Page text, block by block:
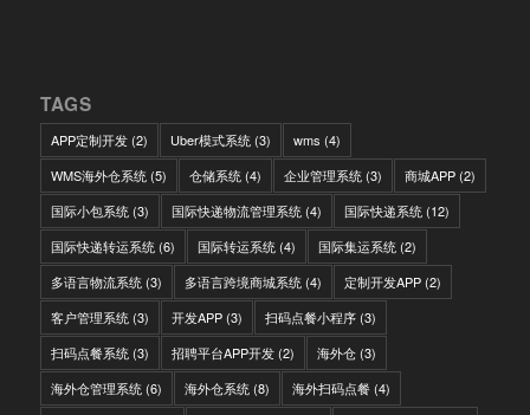
TAGS
APP定制开发(2) Uber模式系统(3) wms (4)
WMS海外仓系统(5) 仓储系统(4) 企业管理系统(3) 商城APP(2)
国际小包系统(3) 国际快递物流管理系统(4) 国际快递系统(12)
国际快递转运系统(6) 国际转运系统(4) 国际集运系统(2)
多语言物流系统(3) 多语言跨境商城系统(4) 定制开发APP(2)
客户管理系统(3) 开发APP(3) 扫码点餐小程序(3)
扫码点餐系统(3) 招聘平台APP开发(2) 海外仓(3)
海外仓管理系统(6) 海外仓系统(8) 海外扫码点餐(4)